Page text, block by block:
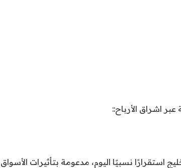
اشراق الأرباح::
نسبيًا اليوم، مدعومة بتأثيرات الأسواق